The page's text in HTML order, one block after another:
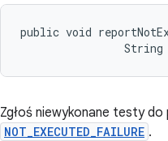
public void
String
Zgłoś niewykonane testy
NOT_EXECUTED_FAILURE .